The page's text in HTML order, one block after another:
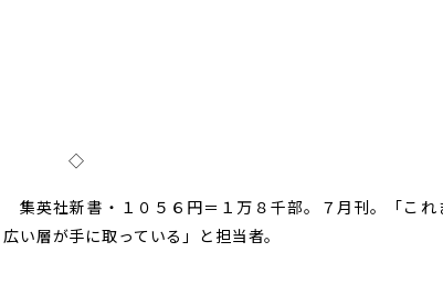
◇
集英社新書・１０５６円＝１万８千部。７月刊。「こ
広い層が手に取っている」と担当者。